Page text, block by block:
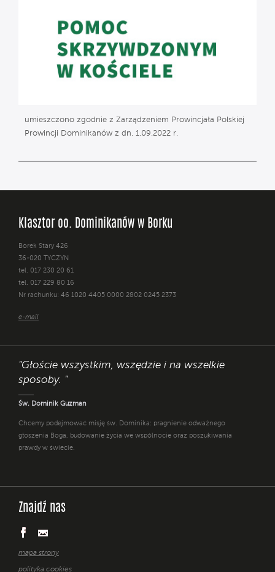
umieszczono zgodnie z Zarządzeniem Prowincjała Polskiej
Prowincji Dominikanów z dn. 1.09.2022 r.
Klasztor oo. Dominikanów w Borku
Borek Stary 426
36-020 TYCZYN
tel. 017 230 20 61
tel. 017 229 80 16
Nr rachunku: 46 1020 4405 0000 2802 0245 2373
e-mail
"Głoście wszystkim, wszędzie i na wszelkie
sposoby. "
Św. Dominik Guzman
Chcemy podejmować misję św. Dominika: pragnienie odważnego
głoszenia Boga, budowanie życia we wspólnocie oraz poszukiwania
prawdy w świecie.
Znajdź nas
mapa strony
polityka cookies